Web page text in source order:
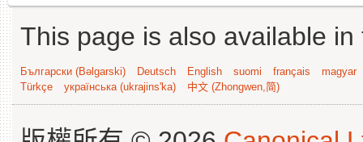
This page is also available
Български (Bəlgarski) Deutsch English suomi français
magyar
Türkçe
українська (ukrajins'ka) 中文 (Zhongwen,简)